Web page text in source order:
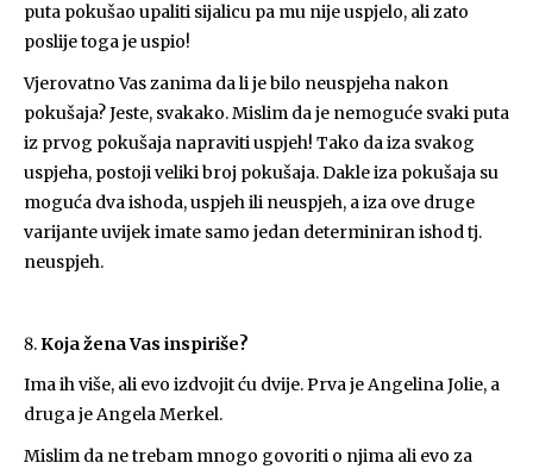
puta pokušao upaliti sijalicu pa mu nije uspjelo, ali zato
poslije toga je uspio!
Vjerovatno Vas zanima da li je bilo neuspjeha nakon
pokušaja? Jeste, svakako. Mislim da je nemoguće svaki puta
iz prvog pokušaja napraviti uspjeh! Tako da iza svakog
uspjeha, postoji veliki broj pokušaja. Dakle iza pokušaja su
moguća dva ishoda, uspjeh ili neuspjeh, a iza ove druge
varijante uvijek imate samo jedan determiniran ishod tj.
neuspjeh.
Koja žena Vas inspiriše?
Ima ih više, ali evo izdvojit ću dvije. Prva je Angelina Jolie, a
druga je Angela Merkel.
Mislim da ne trebam mnogo govoriti o njima ali evo za